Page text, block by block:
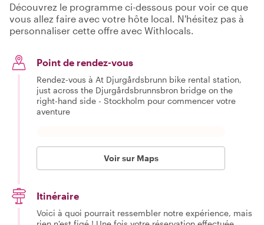
Découvrez le programme ci-dessous pour voir ce que
vous allez faire avec votre hôte local. N'hésitez pas à
personnaliser cette offre avec Withlocals.
Point de rendez-vous
Rendez-vous à At Djurgårdsbrunn bike rental station,
just across the Djurgårdsbrunnsbron bridge on the
right-hand side - Stockholm pour commencer votre
aventure
Voir sur Maps
Itinéraire
Voici à quoi pourrait ressembler notre expérience, mais